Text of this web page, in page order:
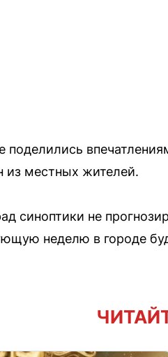
из местных жителей.
синоптики не
неделю в городе